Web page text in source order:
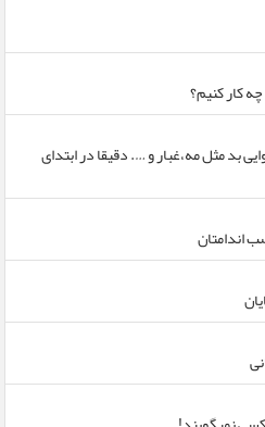
کار کنیم؟
بد مثل مه،غبار و …. دقیقا در ابتدای
اندامتان